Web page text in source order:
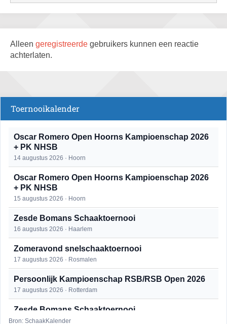
Alleen geregistreerde gebruikers kunnen een reactie
achterlaten.
Toernooikalender
Oscar Romero Open Hoorns Kampioenschap 2026
+ PK NHSB
14 augustus 2026 · Hoorn
Oscar Romero Open Hoorns Kampioenschap 2026
+ PK NHSB
15 augustus 2026 · Hoorn
Zesde Bomans Schaaktoernooi
16 augustus 2026 · Haarlem
Zomeravond snelschaaktoernooi
17 augustus 2026 · Rosmalen
Persoonlijk Kampioenschap RSB/RSB Open 2026
17 augustus 2026 · Rotterdam
Zesde Bomans Schaaktoernooi
17 augustus 2026 · Haarlem
Bron: SchaakKalender